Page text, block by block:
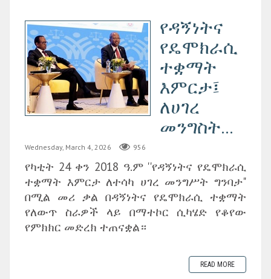
የዳኝነትና
የዴሞክራሲ
ተቋማት
እምርታ፤
ለሀገረ
መንግስት...
Wednesday, March 4, 2026 956
የካቲት 24 ቀን 2018 ዓ.ም ''የዳኝነትና የዴሞክራሲ
ተቋማት እምርታ ለተሳካ ሀገረ መንግሥት ግንባታ"
በሚል መሪ ቃል በዳኝነትና የዴሞክራሲ ተቋማት
የለውጥ ስራዎች ላይ በማተኮር ሲካሄድ የቆየው
የምክክር መድረክ ተጠናቋል።
READ MORE